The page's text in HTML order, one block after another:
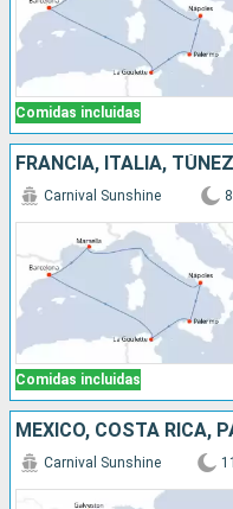
Comidas incluidas
FRANCIA, ITALIA,
Comidas incluidas
Carnival Sunshine
Carnival Sunshine